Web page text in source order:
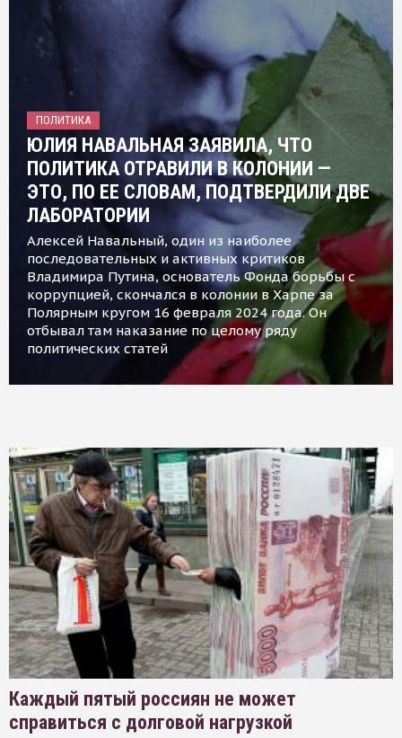
ПОЛИТИКА
ЮЛИЯ НАВАЛЬНАЯ ЗАЯВИЛА, ЧТО
ПОЛИТИКА ОТРАВИЛИ В КОЛОНИИ —
ЭТО, ПО ЕЕ СЛОВАМ, ПОДТВЕРДИЛИ ДВЕ
ЛАБОРАТОРИИ
Алексей Навальный, один из наиболее
последовательных и активных критиков
Владимира Путина, основатель Фонда борьбы с
коррупцией, скончался в колонии в Харпе за
Полярным кругом 16 февраля 2024 года. Он
отбывал там наказание по целому ряду
политических статей
Каждый пятый россиян не может
справиться с долговой нагрузкой